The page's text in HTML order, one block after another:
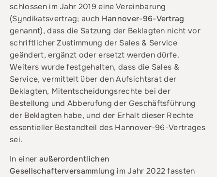
schlossen im Jahr 2019 eine Vereinbarung
(Syndikatsvertrag; auch Hannover-96-Vertrag
genannt), dass die Satzung der Beklagten nicht vor
schriftlicher Zustimmung der Sales & Service
geändert, ergänzt oder ersetzt werden dürfe.
Weiters wurde festgehalten, dass die Sales &
Service, vermittelt über den Aufsichtsrat der
Beklagten, Mitentscheidungsrechte bei der
Bestellung und Abberufung der Geschäftsführung
der Beklagten habe, und der Erhalt dieser Rechte
essentieller Bestandteil des Hannover-96-Vertrages
sei.
In einer außerordentlichen
Gesellschafterversammlung im Jahr 2022 fassten